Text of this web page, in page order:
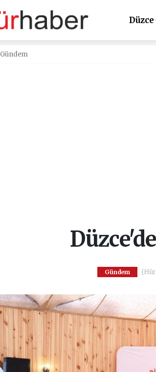
Gündem
Gündem